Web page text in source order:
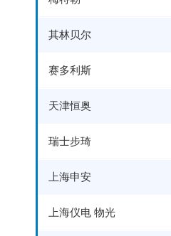
其林贝尔
赛多利斯
天津恒奥
瑞士步琦
上海申安
上海仪电 物光